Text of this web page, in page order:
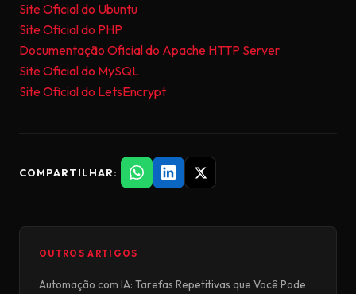
Site Oficial do Ubuntu
Site Oficial do PHP
Documentação Oficial do Apache HTTP Server
Site Oficial do MySQL
Site Oficial do LetsEncrypt
COMPARTILHAR:
OUTROS ARTIGOS
Automação com IA: Tarefas Repetitivas que Você Pode